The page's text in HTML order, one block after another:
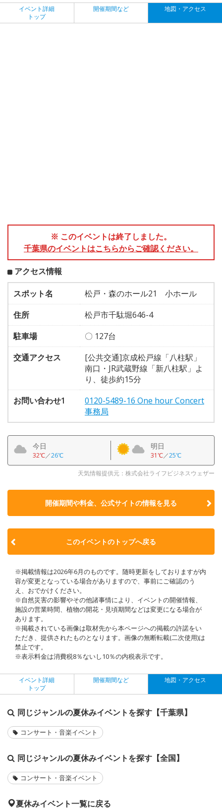
イベント詳細
トップ
開催期間など 地図・アクセス
※ このイベントは終了しました。
千葉県のイベントはこちらからご確認ください。
アクセス情報
スポット名
松戸・森のホール21 小ホール
住所
松戸市千駄堀646-4
駐車場
〇 127台
交通アクセス
[公共交通]京成松戸線「八柱駅」
南口・JR武蔵野線「新八柱駅」よ
り、徒歩約15分
お問い合わせ1
0120-5489-16 One hour Concert
事務局
今日
32℃／26℃
明日
31℃／25℃
天気情報提供元：株式会社ライフビジネスウェザー
開催期間や料金、公式サイトの情報を見る
このイベントのトップへ戻る
※掲載情報は2026年6月のものです。随時更新をしておりますが内
容が変更となっている場合がありますので、事前にご確認のう
え、おでかけください。
※自然災害の影響やその他諸事情により、イベントの開催情報、
施設の営業時間、植物の開花・見頃期間などは変更になる場合が
あります。
※掲載されている画像は取材先から本ページへの掲載の許諾をい
ただき、提供されたものとなります。画像の無断転載(二次使用)は
禁止です。
※表示料金は消費税8％ないし10％の内税表示です。
イベント詳細
トップ
開催期間など 地図・アクセス
同じジャンルの夏休みイベントを探す【千葉県】
コンサート・音楽イベント
同じジャンルの夏休みイベントを探す【全国】
コンサート・音楽イベント
夏休みイベント一覧に戻る